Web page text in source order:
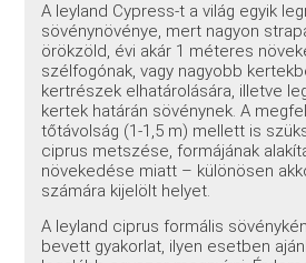
A leyland Cypress-t a világ egyik
sövénynövénye, mert nagyon
örökzöld, évi akár 1 méteres
szélfogónak, vagy nagyobb
kertrészek elhatárolására, illetve
kertek határán sövénynek. A
tőtávolság (1-1,5 m) mellett is
ciprus metszése, formájának
növekedése miatt – különösen
számára kijelölt helyet.
A leyland ciprus formális
bevett gyakorlat, ilyen esetben